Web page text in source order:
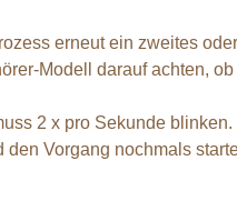
erneut ein zweites
Modell darauf achten,
2 x pro Sekunde
Vorgang nochmals